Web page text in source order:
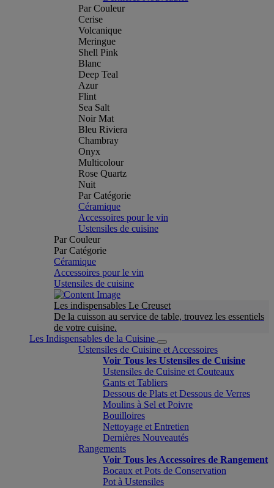
Par Couleur
Cerise
Volcanique
Meringue
Shell Pink
Blanc
Deep Teal
Azur
Flint
Sea Salt
Noir Mat
Bleu Riviera
Chambray
Onyx
Multicolour
Rose Quartz
Nuit
Par Catégorie
Céramique
Accessoires pour le vin
Ustensiles de cuisine
Par Couleur
Par Catégorie
Céramique
Accessoires pour le vin
Ustensiles de cuisine
Les indispensables Le Creuset
De la cuisson au service de table, trouvez les essentiels
de votre cuisine.
Les Indispensables de la Cuisine
Ustensiles de Cuisine et Accessoires
Voir Tous les Ustensiles de Cuisine
Ustensiles de Cuisine et Couteaux
Gants et Tabliers
Dessous de Plats et Dessous de Verres
Moulins à Sel et Poivre
Bouilloires
Nettoyage et Entretien
Dernières Nouveautés
Rangements
Voir Tous les Accessoires de Rangement
Bocaux et Pots de Conservation
Pot à Ustensiles